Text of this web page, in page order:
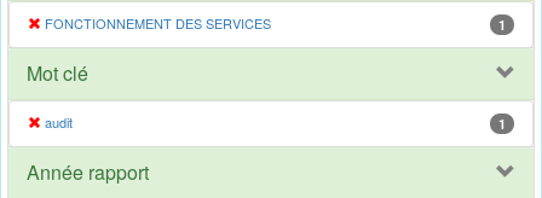
FONCTIONNEMENT DES SERVICES 1
Mot clé
audit 1
Année rapport